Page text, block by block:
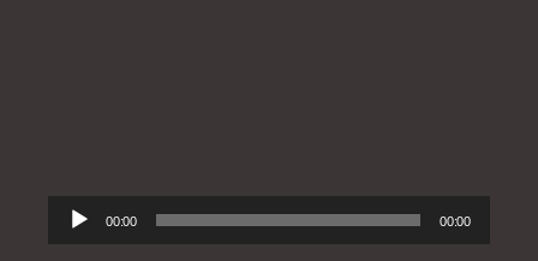
Audio-
Player
00:00 00:00